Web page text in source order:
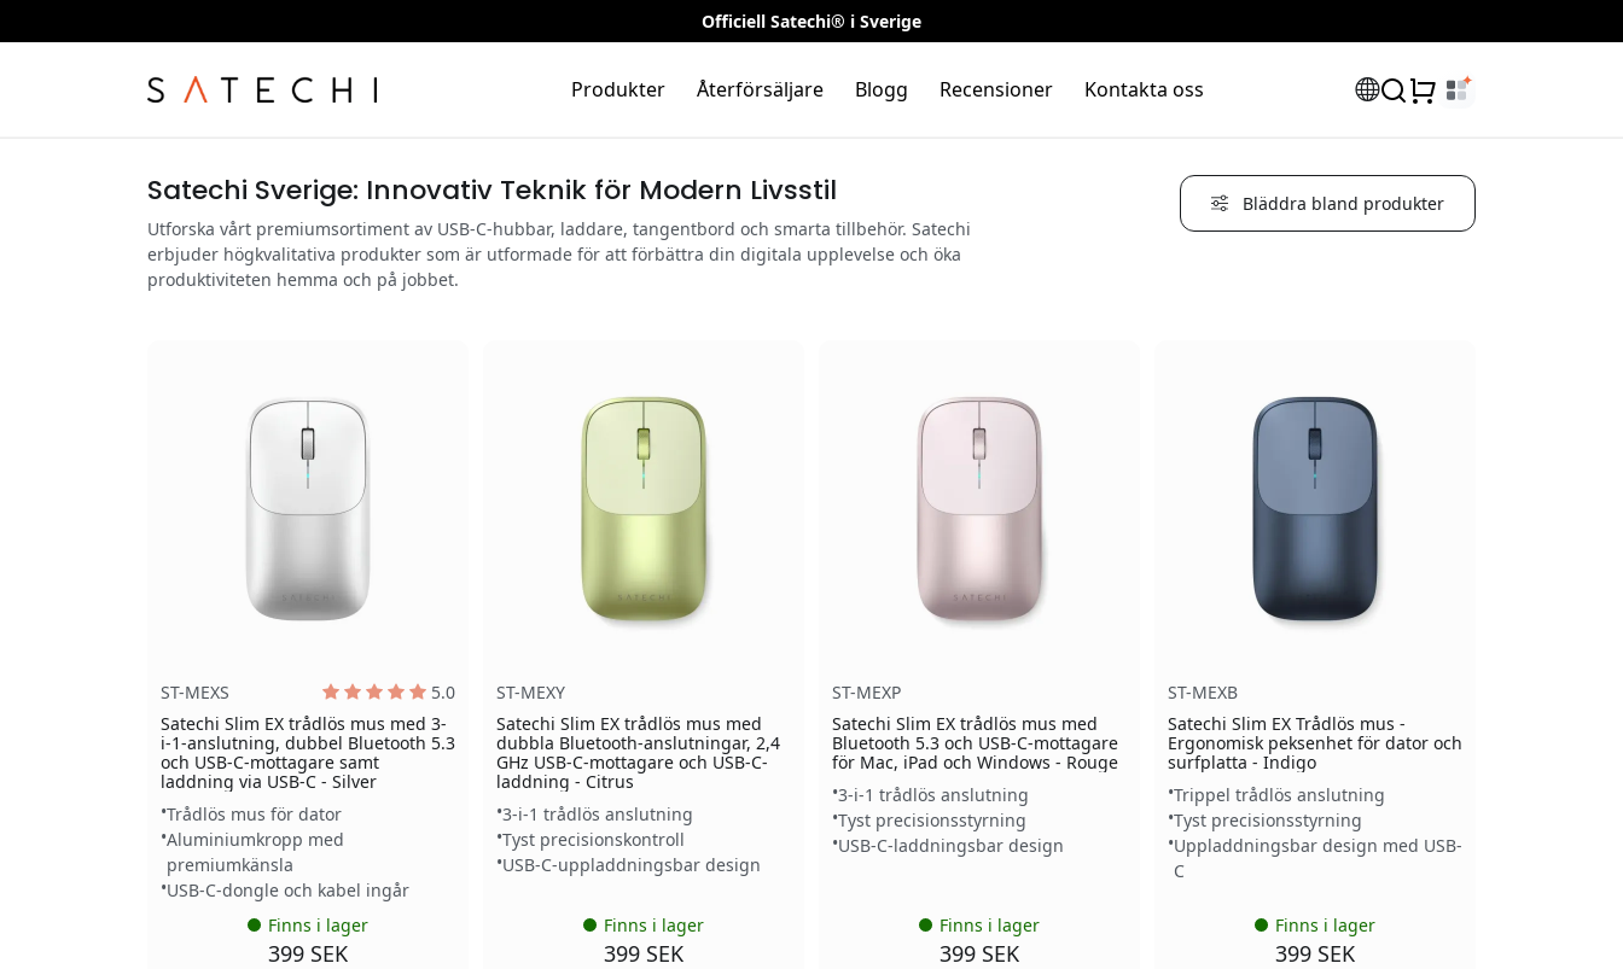
Officiell Satechi® i Sverige
Produkter Återförsäljare Blogg Recensioner Kontakta oss
Satechi Sverige: Innovativ Teknik för Modern Livsstil
Utforska vårt premiumsortiment av USB-C-hubbar, laddare, tangentbord och smarta tillbehör. Satechi
erbjuder högkvalitativa produkter som är utformade för att förbättra din digitala upplevelse och öka
produktiviteten hemma och på jobbet.
Bläddra bland produkter
ST-MEXS
5.0
Satechi Slim EX trådlös mus med 3-
i-1-anslutning, dubbel Bluetooth 5.3
och USB-C-mottagare samt
laddning via USB-C - Silver
Trådlös mus för dator
Aluminiumkropp med
premiumkänsla
USB-C-dongle och kabel ingår
Finns i lager
399 SEK
ST-MEXY
Satechi Slim EX trådlös mus med
dubbla Bluetooth-anslutningar, 2,4
GHz USB-C-mottagare och USB-C-
laddning - Citrus
3-i-1 trådlös anslutning
Tyst precisionskontroll
USB-C-uppladdningsbar design
Finns i lager
399 SEK
ST-MEXP
Satechi Slim EX trådlös mus med
Bluetooth 5.3 och USB-C-mottagare
för Mac, iPad och Windows - Rouge
3-i-1 trådlös anslutning
Tyst precisionsstyrning
USB-C-laddningsbar design
Finns i lager
399 SEK
ST-MEXB
Satechi Slim EX Trådlös mus -
Ergonomisk peksenhet för dator och
surfplatta - Indigo
Trippel trådlös anslutning
Tyst precisionsstyrning
Uppladdningsbar design med USB-
C
Finns i lager
399 SEK